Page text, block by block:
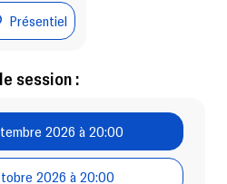
Présentiel
session :
2026 à 20:00
2026 à 20:00